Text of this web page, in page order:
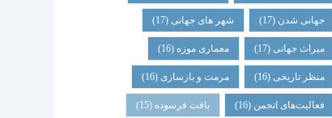
جهانی شدن (17) شهر های جهانی(17)
میراث جهانی(17) معماری موزه (16)
منظر تاریخی(16) مرمت و بازسازی(16)
فعالیت‌های انجمن (16) بافت فرسوده (15)